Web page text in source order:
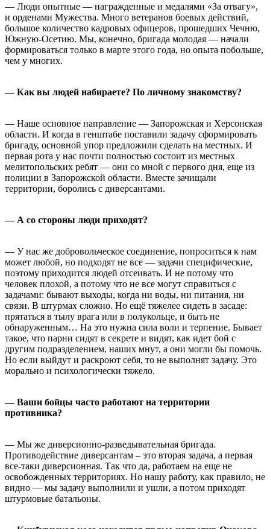
— Люди опытные — награжденные и медалями «За отвагу»,
и орденами Мужества. Много ветеранов боевых действий,
большое количество кадровых офицеров, прошедших Чечню,
Южную-Осетию. Мы, конечно, бригада молодая — начали
формироваться только в марте этого года, но опыта побольше,
чем у многих.
— Как вы людей набираете? По личному знакомству?
— Наше основное направление — Запорожская и Херсонская
области. И когда в генштабе поставили задачу сформировать
бригаду, основной упор предложили сделать на местных. И
первая рота у нас почти полностью состоит из местных
мелитопольских ребят — они со мной с первого дня, еще из
полиции в Запорожской области. Вместе зачищали
территории, боролись с диверсантами.
— А со стороны люди приходят?
— У нас же добровольческое соединение, попроситься к нам
может любой, но подходят не все — задачи специфические,
поэтому приходится людей отсеивать. И не потому что
человек плохой, а потому что не все могут справиться с
задачами: бывают выходы, когда ни воды, ни питания, ни
связи. В штурмах сложно. Но ещё тяжелее сидеть в засаде:
прятаться в тылу врага или в полукольце, и быть не
обнаруженным… На это нужна сила воли и терпение. Бывает
такое, что парни сидят в секрете и видят, как идет бой с
другим подразделением, наших мнут, а они могли бы помочь.
Но если выйдут и раскроют себя, то не выполнят задачу. Это
морально и психологически тяжело.
— Ваши бойцы часто работают на территории
противника?
— Мы же диверсионно-разведывательная бригада.
Противодействие диверсантам – это вторая задача, а первая
все-таки диверсионная. Так что да, работаем на еще не
освобожденных территориях. Но нашу работу, как правило, не
видно — мы задачу выполнили и ушли, а потом приходят
штурмовые батальоны.